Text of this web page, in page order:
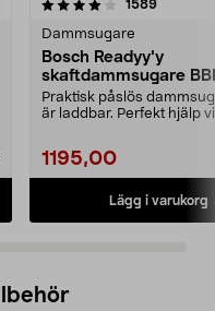
1589
Dammsugare
Bosch Readyy'y
skaftdammsugare
14,4 V
Praktisk påslös
är laddbar. Perfekt hjälp
1195,00
Lägg i varukorg
4.5 av 5 stjärnor